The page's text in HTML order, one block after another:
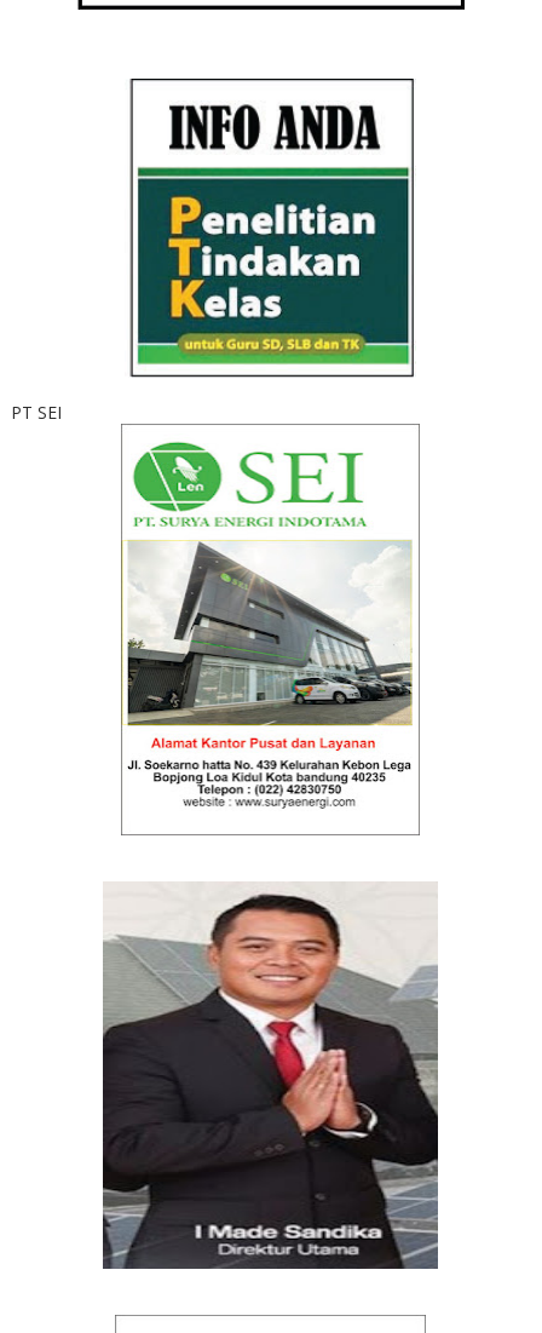
PT SEI